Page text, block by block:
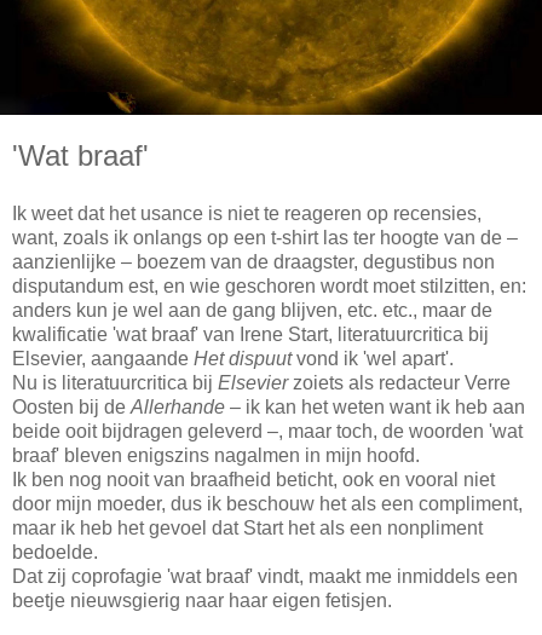
'Wat braaf'
Ik weet dat het usance is niet te reageren op recensies,
want, zoals ik onlangs op een t-shirt las ter hoogte van de –
aanzienlijke – boezem van de draagster, degustibus non
disputandum est, en wie geschoren wordt moet stilzitten, en:
anders kun je wel aan de gang blijven, etc. etc., maar de
kwalificatie 'wat braaf' van Irene Start, literatuurcritica bij
Elsevier, aangaande Het dispuutvond ik 'wel apart'.
Nu is literatuurcritica bij Elsevierzoiets als redacteur Verre
Oosten bij de Allerhande – ik kan het weten want ik heb aan
beide ooit bijdragen geleverd –, maar toch, de woorden 'wat
braaf' bleven enigszins nagalmen in mijn hoofd.
Ik ben nog nooit van braafheid beticht, ook en vooral niet
door mijn moeder, dus ik beschouw het als een compliment,
maar ik heb het gevoel dat Start het als een nonpliment
bedoelde.
Dat zij coprofagie 'wat braaf' vindt, maakt me inmiddels een
beetje nieuwsgierig naar haar eigen fetisjen.